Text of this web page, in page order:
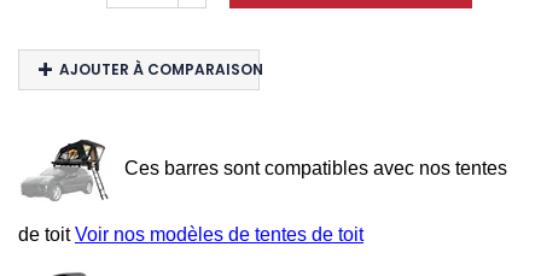
AJOUTER À COMPARAISON
Ces barres sont compatibles avec nos tentes
de toitVoir nos modèles de tentes de toit